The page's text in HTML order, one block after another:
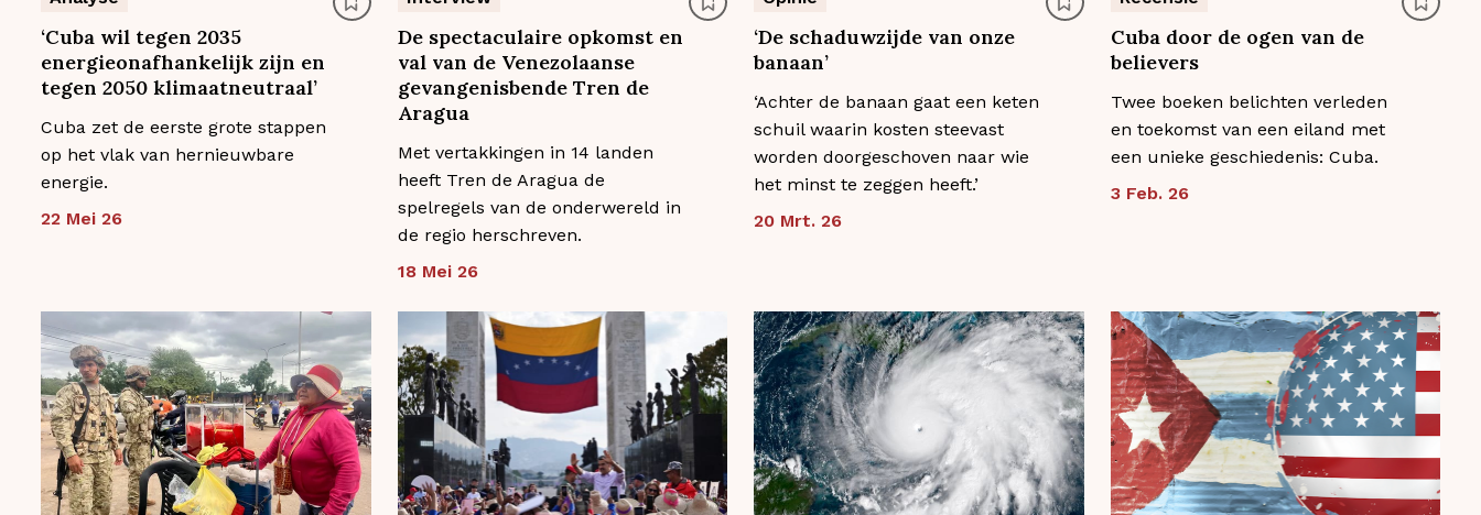
‘Cuba wil tegen 2035
energieonafhankelijk zijn en
tegen 2050 klimaatneutraal’
Cuba zet de eerste grote stappen
op het vlak van hernieuwbare
energie.
22 Mei 26
De spectaculaire opkomst en
val van de Venezolaanse
gevangenisbende Tren de
Aragua
Met vertakkingen in 14 landen
heeft Tren de Aragua de
spelregels van de onderwereld in
de regio herschreven.
18 Mei 26
‘De schaduwzijde van onze
banaan’
‘Achter de banaan gaat een keten
schuil waarin kosten steevast
worden doorgeschoven naar wie
het minst te zeggen heeft.’
20 Mrt. 26
Cuba door de ogen van de
believers
Twee boeken belichten verleden
en toekomst van een eiland met
een unieke geschiedenis: Cuba.
3 Feb. 26